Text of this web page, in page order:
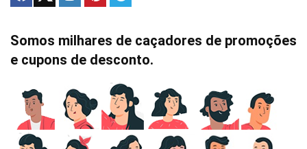
Somos milhares de caçadores de promoções
e cupons de desconto.